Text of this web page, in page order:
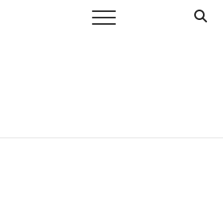
Elur Taldea
EL CLUB DE ESQUÍ DE AMURRIO Y AYALA